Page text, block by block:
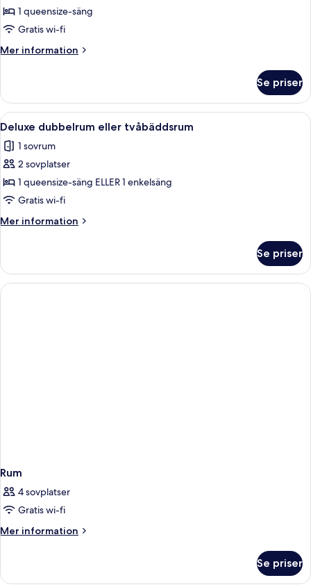
Deluxe
1 queensize-säng
Gratis wi-fi
Mer information
Mer
Deluxe
Se priser
Öppna
alla
foton
för
Deluxe
dubbelrum
eller
tvåbäddsrum
Ett modernt hotellrum med en
5
Deluxe dubbelrum eller tvåbäddsrum
1 sovrum
2 sovplatser
1 queensize-säng ELLER 1 enkelsäng
Gratis wi-fi
Mer information
Mer
dubbelrum
eller
tvåbäddsrum
Se priser
Rum
4 sovplatser
Gratis wi-fi
Mer information
Mer
Se priser